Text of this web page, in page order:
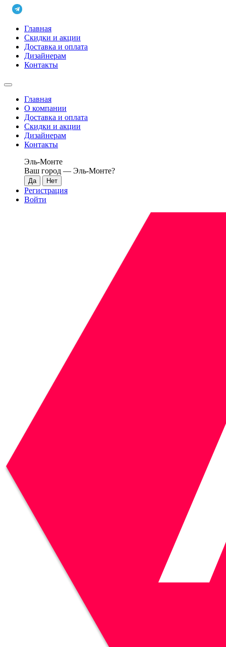
Главная
Скидки и акции
Доставка и оплата
Дизайнерам
Контакты
Главная
О компании
Доставка и оплата
Скидки и акции
Дизайнерам
Контакты
Эль-Монте
Ваш город — Эль-Монте?
Регистрация
Войти